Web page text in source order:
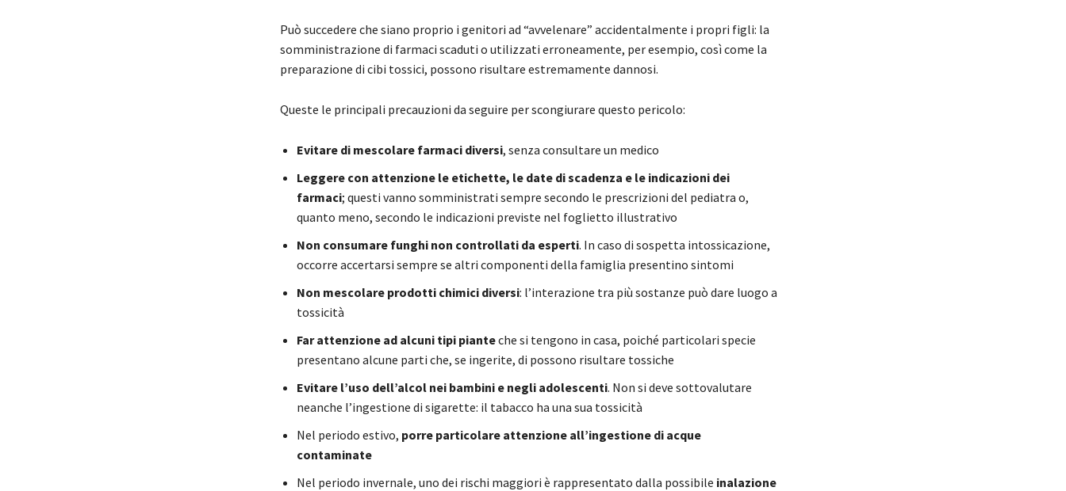
Può succedere che siano proprio i genitori ad “avvelenare” accidentalmente i propri figli: la
somministrazione di farmaci scaduti o utilizzati erroneamente, per esempio, così come la
preparazione di cibi tossici, possono risultare estremamente dannosi.
Queste le principali precauzioni da seguire per scongiurare questo pericolo:
Evitare di mescolare farmaci diversi, senza consultare un medico
Leggere con attenzione le etichette, le date di scadenza e le indicazioni dei
farmaci; questi vanno somministrati sempre secondo le prescrizioni del pediatra o,
quanto meno, secondo le indicazioni previste nel foglietto illustrativo
Non consumare funghi non controllati da esperti. In caso di sospetta intossicazione,
occorre accertarsi sempre se altri componenti della famiglia presentino sintomi
Non mescolare prodotti chimici diversi: l’interazione tra più sostanze può dare luogo a
tossicità
Far attenzione ad alcuni tipi pianteche si tengono in casa, poiché particolari specie
presentano alcune parti che, se ingerite, di possono risultare tossiche
Evitare l’uso dell’alcol nei bambini e negli adolescenti. Non si deve sottovalutare
neanche l’ingestione di sigarette: il tabacco ha una sua tossicità
Nel periodo estivo, porre particolare attenzione all’ingestione di acque
contaminate
Nel periodo invernale, uno dei rischi maggiori è rappresentato dalla possibile inalazione